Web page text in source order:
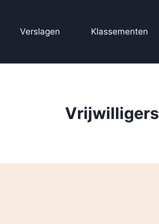
Verslagen Klassementen
Vrijwilligers